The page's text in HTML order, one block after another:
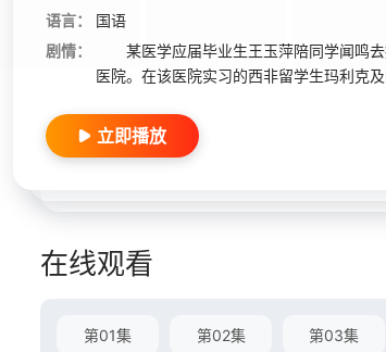
语言：
国语
剧情：
某医学应届毕业生王玉萍陪同学闻鸣去
医院。在该医院实习的西非留学生玛利克
立即播放
在线观看
第01集 第02集 第03集